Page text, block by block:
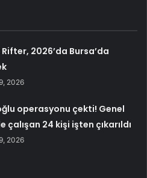
2026’da Bursa’da
2026
operasyonu çekti! Genel
çalışan 24 kişi işten çıkarıldı
2026